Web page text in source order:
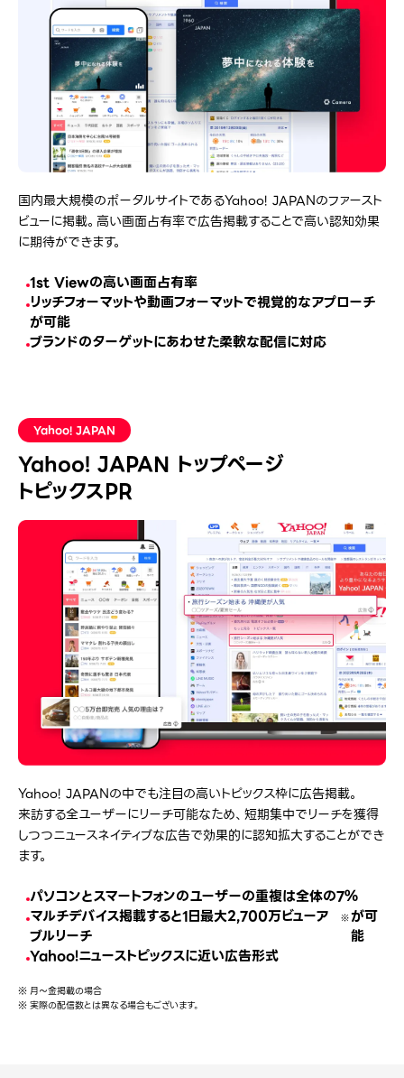
国内最大規模のポータルサイトであるYahoo! JAPANのファースト
ビューに掲載。高い画面占有率で広告掲載することで高い認知効果
に期待ができます。
1st Viewの高い画面占有率
リッチフォーマットや動画フォーマットで視覚的なアプローチ
が可能
ブランドのターゲットにあわせた柔軟な配信に対応
Yahoo! JAPAN
Yahoo! JAPAN トップページ
トピックスPR
Yahoo! JAPANの中でも注目の高いトピックス枠に広告掲載。
来訪する全ユーザーにリーチ可能なため、短期集中でリーチを獲得
しつつニュースネイティブな広告で効果的に認知拡大することができ
ます。
パソコンとスマートフォンのユーザーの重複は全体の7％
マルチデバイス掲載すると1日最大2,700万ビューア
ブルリーチ
※が可
能
Yahoo!ニューストピックスに近い広告形式
※ 月～金掲載の場合
※ 実際の配信数とは異なる場合もございます。